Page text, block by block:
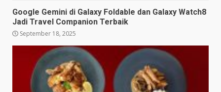
Google Gemini di Galaxy Foldable dan Galaxy Watch8
Jadi Travel Companion Terbaik
September 18, 2025